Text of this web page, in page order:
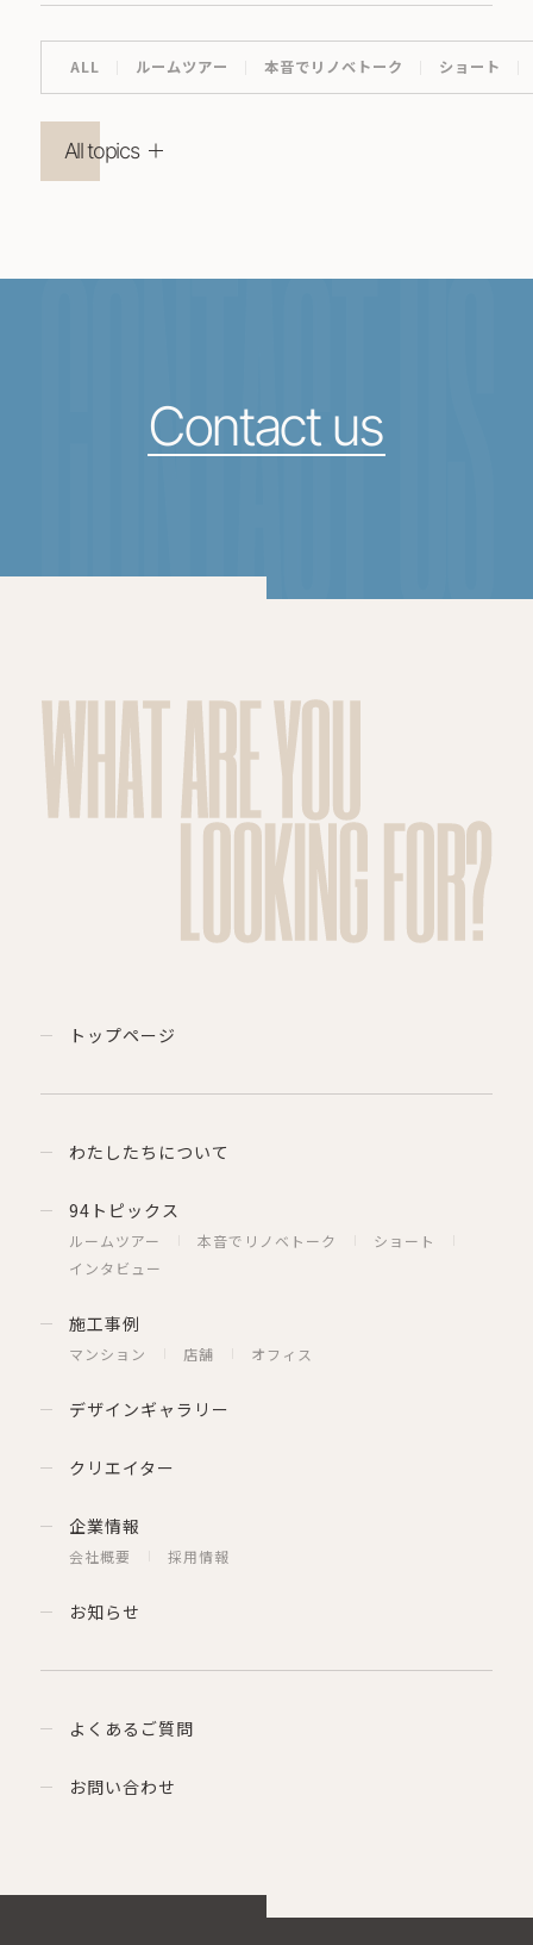
ALL ルームツアー 本音でリノベトーク ショート
All topics
CONTACT US
Contact us
WHAT ARE YOU
LOOKING FOR?
トップページ
わたしたちについて
94トピックス
ルームツアー 本音でリノベトーク
ショート
インタビュー
施工事例
マンション 店舗 オフィス
デザインギャラリー
クリエイター
企業情報
会社概要 採用情報
お知らせ
よくあるご質問
お問い合わせ